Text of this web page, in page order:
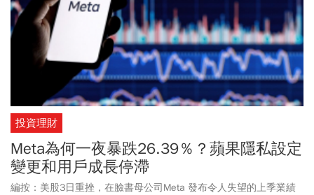
投資理財
Meta為何一夜暴跌26.39％？蘋果隱私設定
變更和用戶成長停滯
編按：美股3日重挫，在臉書母公司Meta 發布令人失望的上季業績